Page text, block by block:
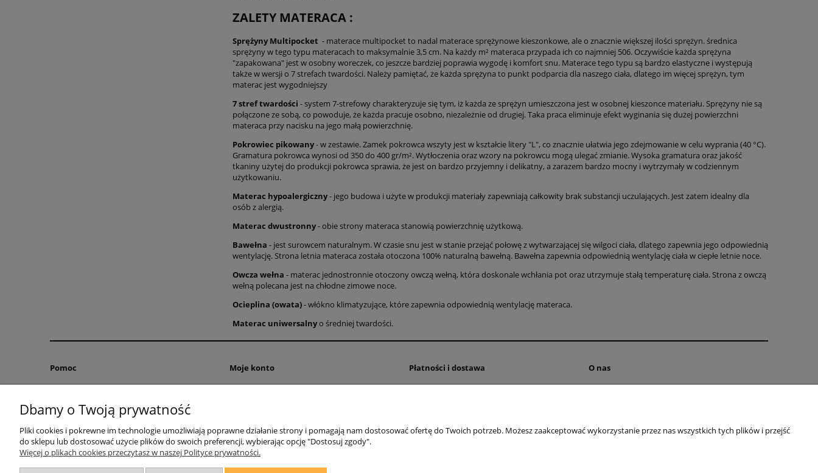
ZALETY MATERACA :
Sprężyny Multipocket - materace multipocket to nadal materace sprężynowe kieszonkowe, ale o znacznie większej ilości sprężyn. średnica
sprężyny w tego typu materacach to maksymalnie 3,5 cm. Na każdy m² materaca przypada ich co najmniej 506. Oczywiście każda sprężyna
"zapakowana" jest w osobny woreczek, co jeszcze bardziej poprawia wygodę i komfort snu. Materace tego typu są bardzo elastyczne i występują
także w wersji o 7 strefach twardości. Należy pamiętać, że każda sprężyna to punkt podparcia dla naszego ciała, dlatego im więcej sprężyn, tym
materac jest wygodniejszy
7 stref twardości - system 7-strefowy charakteryzuje się tym, iż każda ze sprężyn umieszczona jest w osobnej kieszonce materiału. Sprężyny nie są
połączone ze sobą, co powoduje, że każda pracuje osobno, niezależnie od drugiej. Taka praca eliminuje efekt wyginania się dużej powierzchni
materaca przy nacisku na jego małą powierzchnię.
Pokrowiec pikowany- w zestawie. Zamek pokrowca wszyty jest w kształcie litery "L", co znacznie ułatwia jego zdejmowanie w celu wyprania (40 °C).
Gramatura pokrowca wynosi od 350 do 400 gr/m². Wytłoczenia oraz wzory na pokrowcu mogą ulegać zmianie. Wysoka gramatura oraz jakość
tkaniny użytej do produkcji pokrowca sprawia, że jest on bardzo przyjemny i delikatny, a zarazem bardzo mocny i wytrzymały w codziennym
użytkowaniu.
Materac hypoalergiczny- jego budowa i użyte w produkcji materiały zapewniają całkowity brak substancji uczulających. Jest zatem idealny dla
osób z alergią.
Materac dwustronny- obie strony materaca stanowią powierzchnię użytkową.
Bawełna - jest surowcem naturalnym. W czasie snu jest w stanie przejąć połowę z wytwarzającej się wilgoci ciała, dlatego zapewnia jego odpowiednią
wentylację. Strona letnia materaca została otoczona 100% naturalną bawełną. Bawełna zapewnia odpowiednią wentylację ciała w ciepłe letnie noce.
Owcza wełna - materac jednostronnie otoczony owczą wełną, która doskonale wchłania pot oraz utrzymuje stałą temperaturę ciała. Strona z owczą
wełną polecana jest na chłodne zimowe noce.
Ocieplina (owata)- włókno klimatyzujące, które zapewnia odpowiednią wentylację materaca.
Materac uniwersalnyo średniej twardości.
Pomoc
Regulamin
Moje konto Płatności i dostawa O nas
O firmie
Dbamy o Twoją prywatność
Pliki cookies i pokrewne im technologie umożliwiają poprawne działanie strony i pomagają nam dostosować ofertę do Twoich potrzeb. Możesz zaakceptować wykorzystanie przez nas wszystkich tych plików i przejść
do sklepu lub dostosować użycie plików do swoich preferencji, wybierając opcję "Dostosuj zgody".
Więcej o plikach cookies przeczytasz w naszej Polityce prywatności.